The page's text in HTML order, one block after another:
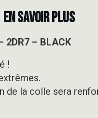
-
EN SAVOIR PLUS
2DR7 – BLACK
!
de la colle sera